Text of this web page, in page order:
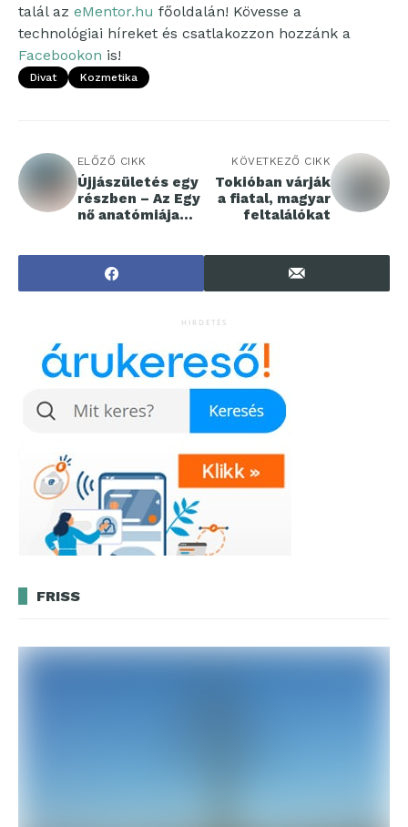
talál az eMentor.hu főoldalán! Kövesse a
technológiai híreket és csatlakozzon hozzánk a
Facebookon is!
Divat Kozmetika
ELŐZŐ CIKK
Újjászületés egy
részben – Az Egy
nő anatómiája
Pesti Színházban
KÖVETKEZŐ CIKK
Tokióban várják
a fiatal, magyar
feltalálókat
HIRDETÉS
FRISS